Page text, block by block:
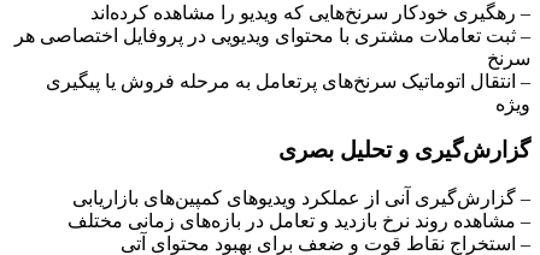
– رهگیری خودکار سرنخ‌هایی که ویدیو را مشاهده کرده‌اند
– ثبت تعاملات مشتری با محتوای ویدیویی در پروفایل اختصاصی هر
سرنخ
– انتقال اتوماتیک سرنخ‌های پرتعامل به مرحله فروش یا پیگیری
ویژه
گزارش‌گیری و تحلیل بصری
– گزارش‌گیری آنی از عملکرد ویدیوهای کمپین‌های بازاریابی
– مشاهده روند نرخ بازدید و تعامل در بازه‌های زمانی مختلف
– استخراج نقاط قوت و ضعف برای بهبود محتوای آتی